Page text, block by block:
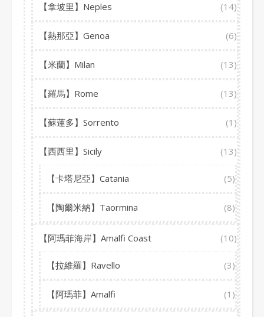
【拿坡里】Neples (14)
【熱那亞】Genoa (6)
【米蘭】Milan (13)
【羅馬】Rome (13)
【蘇蓮多】Sorrento (1)
【西西里】Sicily (13)
【卡塔尼亞】Catania (5)
【陶爾米納】Taormina (8)
【阿瑪菲海岸】Amalfi Coast (10)
【拉維羅】Ravello (3)
【阿瑪菲】Amalfi (1)